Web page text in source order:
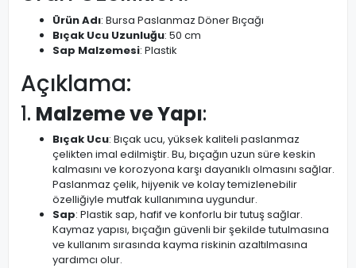
Ürün Adı: Bursa Paslanmaz Döner Bıçağı
Bıçak Ucu Uzunluğu: 50 cm
Sap Malzemesi: Plastik
Açıklama:
1. Malzeme ve Yapı:
Bıçak Ucu: Bıçak ucu, yüksek kaliteli paslanmaz
çelikten imal edilmiştir. Bu, bıçağın uzun süre keskin
kalmasını ve korozyona karşı dayanıklı olmasını sağlar.
Paslanmaz çelik, hijyenik ve kolay temizlenebilir
özelliğiyle mutfak kullanımına uygundur.
Sap: Plastik sap, hafif ve konforlu bir tutuş sağlar.
Kaymaz yapısı, bıçağın güvenli bir şekilde tutulmasına
ve kullanım sırasında kayma riskinin azaltılmasına
yardımcı olur.